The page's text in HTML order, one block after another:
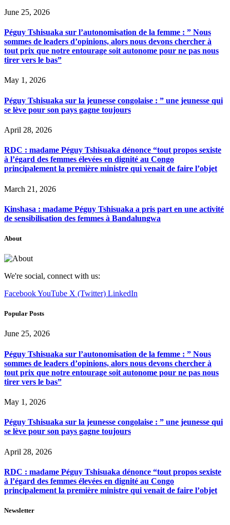
June 25, 2026
Péguy Tshisuaka sur l’autonomisation de la femme : ” Nous
sommes de leaders d’opinions, alors nous devons chercher à
tout prix que notre entourage soit autonome pour ne pas nous
tirer vers le bas”
May 1, 2026
Péguy Tshisuaka sur la jeunesse congolaise : ” une jeunesse qui
se lève pour son pays gagne toujours
April 28, 2026
RDC : madame Péguy Tshisuaka dénonce “tout propos sexiste
à l’égard des femmes élevées en dignité au Congo
principalement la première ministre qui venait de faire l’objet
March 21, 2026
Kinshasa : madame Péguy Tshisuaka a pris part en une activité
de sensibilisation des femmes à Bandalungwa
About
We're social, connect with us:
FacebookYouTube X (Twitter) LinkedIn
Popular Posts
June 25, 2026
Péguy Tshisuaka sur l’autonomisation de la femme : ” Nous
sommes de leaders d’opinions, alors nous devons chercher à
tout prix que notre entourage soit autonome pour ne pas nous
tirer vers le bas”
May 1, 2026
Péguy Tshisuaka sur la jeunesse congolaise : ” une jeunesse qui
se lève pour son pays gagne toujours
April 28, 2026
RDC : madame Péguy Tshisuaka dénonce “tout propos sexiste
à l’égard des femmes élevées en dignité au Congo
principalement la première ministre qui venait de faire l’objet
Newsletter